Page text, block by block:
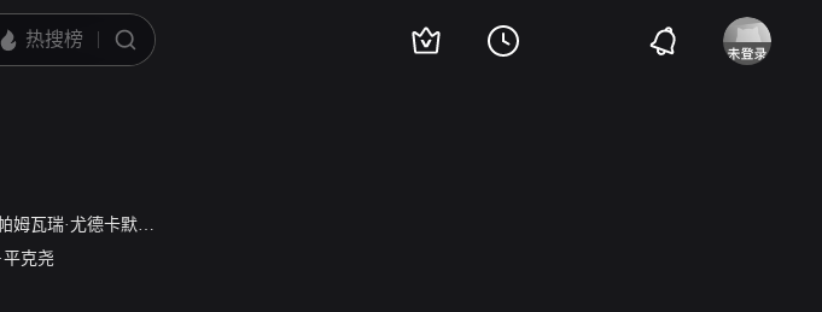
姆瓦瑞·尤德卡默尔
平克尧